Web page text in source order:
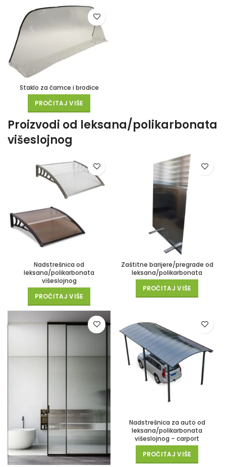
Staklo za čamce i brodice
PROČITAJ VIŠE
Proizvodi od leksana/polikarbonata
višeslojnog
Nadstrešnica od
leksana/polikarbonata
višeslojnog
PROČITAJ VIŠE
Zaštitne barijere/pregrade od
leksana/polikarbonata
PROČITAJ VIŠE
Nadstrešnica za auto od
leksana/polikarbonata
višeslojnog – carport
PROČITAJ VIŠE